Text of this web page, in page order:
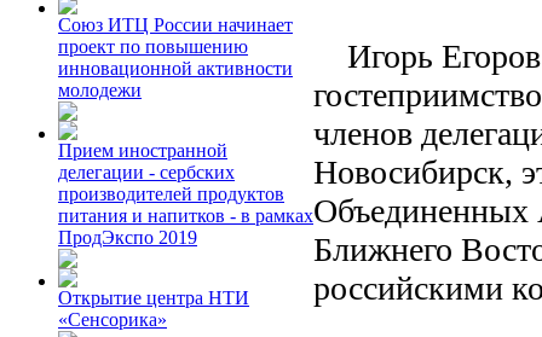
Союз ИТЦ России начинает
проект по повышению
инновационной активности
молодежи
Прием иностранной
делегации - сербских
производителей продуктов
питания и напитков - в рамках
ПродЭкспо 2019
Открытие центра НТИ
«Сенсорика»
Игорь Егоров
членов
Новосибирск,
Объединенных
Ближнего
российскими